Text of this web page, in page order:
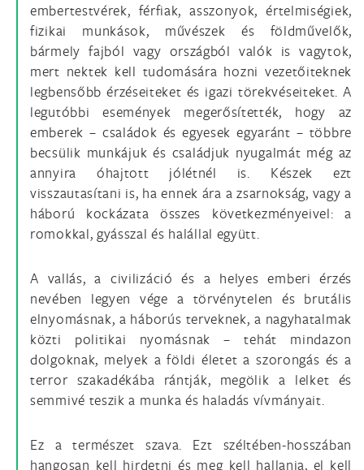
embertestvérek, férfiak, asszonyok, értelmiségiek,
fizikai munkások, művészek és földművelők,
bármely fajból vagy országból valók is vagytok,
mert nektek kell tudomására hozni vezetőiteknek
legbensőbb érzéseiteket és igazi törekvéseiteket. A
legutóbbi események megerősítették, hogy az
emberek – családok és egyesek egyaránt – többre
becsülik munkájuk és családjuk nyugalmát még az
annyira óhajtott jólétnél is. Készek ezt
visszautasítani is, ha ennek ára a zsarnokság, vagy a
háború kockázata összes következményeivel: a
romokkal, gyásszal és halállal együtt.
A vallás, a civilizáció és a helyes emberi érzés
nevében legyen vége a törvénytelen és brutális
elnyomásnak, a háborús terveknek, a nagyhatalmak
közti politikai nyomásnak – tehát mindazon
dolgoknak, melyek a földi életet a szorongás és a
terror szakadékába rántják, megölik a lelket és
semmivé teszik a munka és haladás vívmányait.
Ez a természet szava. Ezt széltében-hosszában
hangosan kell hirdetni és meg kell hallania, el kell